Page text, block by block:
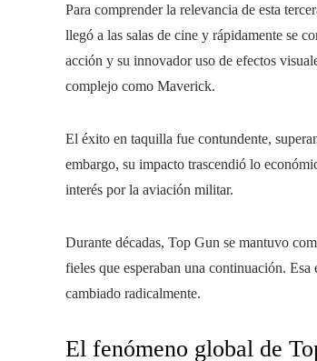
Para comprender la relevancia de esta
llegó a las salas de cine y rápidamente se
acción y su innovador uso de efectos
complejo como Maverick.
El éxito en taquilla fue contundente,
embargo, su impacto trascendió lo
interés por la aviación militar.
Durante décadas, Top Gun se mantuvo
fieles que esperaban una continuación.
cambiado radicalmente.
El fenómeno global de